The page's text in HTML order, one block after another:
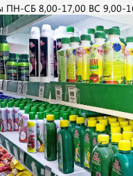
ПН-СБ 8,00-17,00 ВС 9,00-